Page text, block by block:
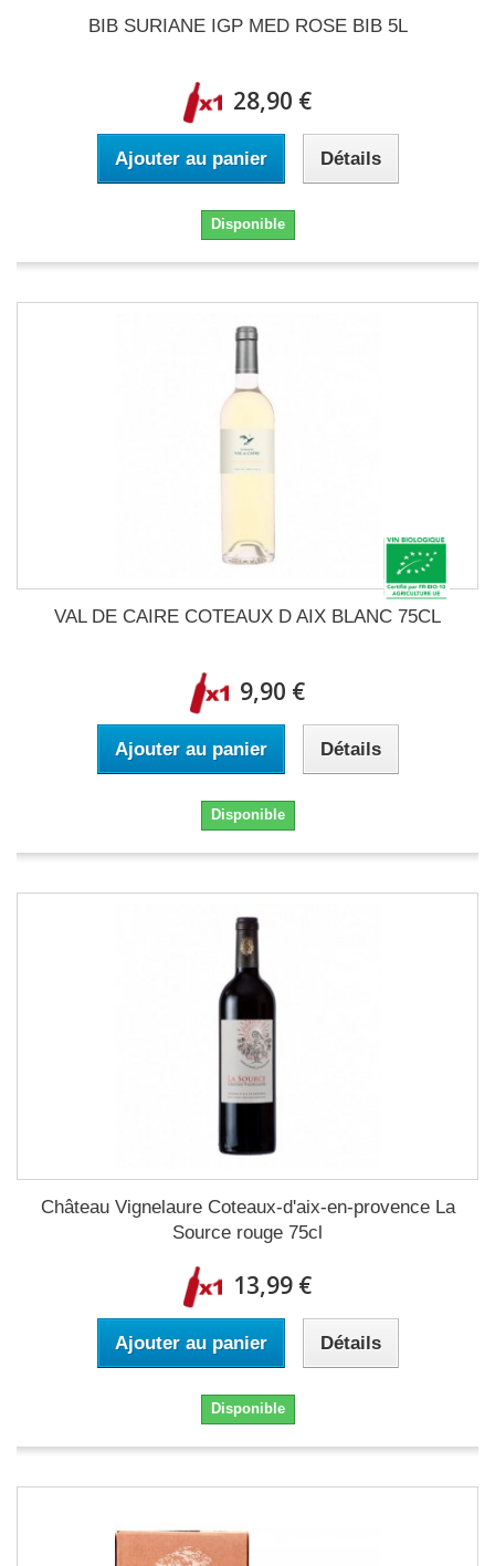
BIB SURIANE IGP MED ROSE BIB 5L
28,90 €
Ajouter au panier Détails
Disponible
VAL DE CAIRE COTEAUX D AIX BLANC 75CL
9,90 €
Ajouter au panier Détails
Disponible
Château Vignelaure Coteaux-d'aix-en-provence La
Source rouge 75cl
13,99 €
Ajouter au panier Détails
Disponible